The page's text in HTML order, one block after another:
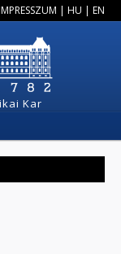
| HU | EN
Kar